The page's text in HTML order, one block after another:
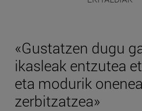
«Gustatzen dugu
ikasleak entzutea
eta modurik
zerbitzatzea»